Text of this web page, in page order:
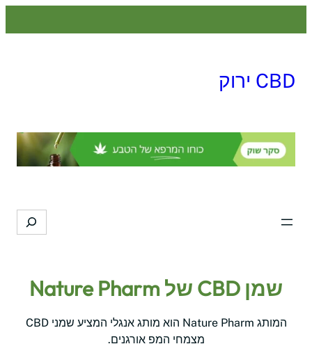
CBD ירוק
Search
שמן CBD של Nature Pharm
המותג Nature Pharm הוא מותג אנגלי המציע שמני CBD
מצמחי המפ אורגנים.